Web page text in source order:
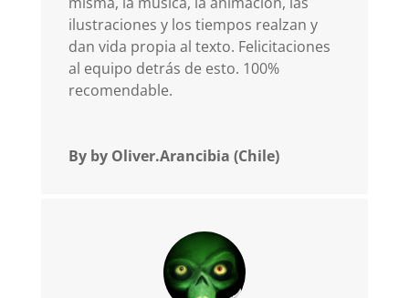
ilustraciones y los tiempos realzan y
dan vida propia al texto. Felicitaciones
al equipo detrás de esto. 100%
recomendable.
By by Oliver.Arancibia (Chile)